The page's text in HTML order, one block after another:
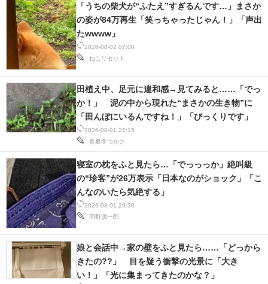
2026-08-02 07:00
ねこリセット
「うちの柴犬が“ふたえ”すぎるんです…」まさか
の姿が84万再生「笑っちゃったじゃん！」「声出
たwwww」
2026-08-01 21:15
春夏冬つかさ
田植え中、足元に違和感→見てみると……「でっ
か！」 泥の中から現れた“まさかの生き物”に
「田んぼにいるんですね！」「びっくりです」
2026-08-01 20:30
羽野源一郎
寝室の枕をふと見たら…「でっっっか」絶叫級
の“珍客”が26万表示「日本なのがショック」「こ
んなのいたら気絶する」
娘と会話中→家の壁をふと見たら……「どっから
きたの??」 目を疑う衝撃の光景に「大き
い！」「光に集まってきたのかな？」